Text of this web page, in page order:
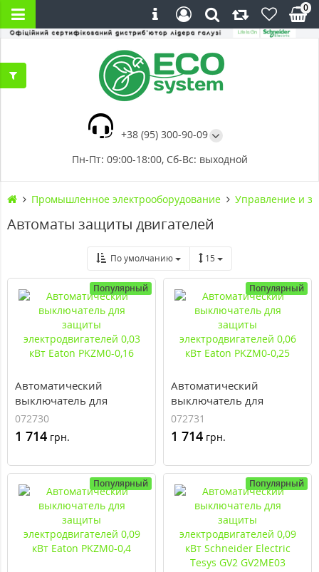
+38 (95) 300-90-09
Пн-Пт: 09:00-18:00, Сб-Вс: выходной
0
Промышленное электрооборудование Управление и
Автоматы защиты двигателей
По умолчанию 15
Популярный
Автоматический
выключатель для
защиты
электродвигателей 0,03
кВт Eaton PKZM0-0,16
072730
1 714 грн.
Популярный
Автоматический
выключатель для
защиты
электродвигателей 0,06
кВт Eaton PKZM0-0,25
072731
1 714 грн.
Популярный Популярный